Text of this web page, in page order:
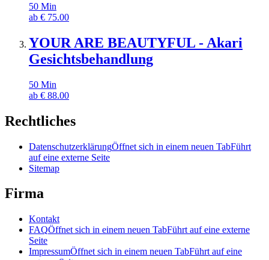
50 Min
ab € 75.00
YOUR ARE BEAUTYFUL - Akari
Gesichtsbehandlung
50 Min
ab € 88.00
Rechtliches
DatenschutzerklärungÖffnet sich in einem neuen TabFührt
auf eine externe Seite
Sitemap
Firma
Kontakt
FAQÖffnet sich in einem neuen TabFührt auf eine externe
Seite
ImpressumÖffnet sich in einem neuen TabFührt auf eine